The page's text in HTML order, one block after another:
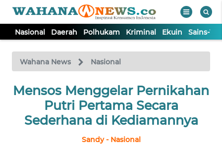
Nasional Daerah Polhukam Kriminal Ekuin Sains-
Wahana News Nasional
Mensos Menggelar Pernikahan
Putri Pertama Secara
Sederhana di Kediamannya
Sandy - Nasional
TV
Tutup
NASIONAL
DAERAH